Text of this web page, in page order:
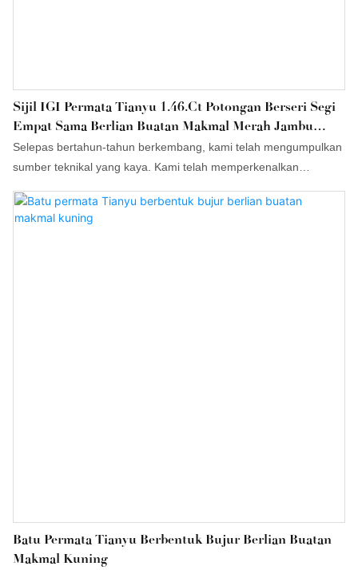
Sijil IGI Permata Tianyu 1.46.ct Potongan Berseri Segi
Empat Sama Berlian Buatan Makmal Merah Jambu
Pekat Yang Mewah Untuk Warna-Warna Mewah Tersuai
Selepas bertahun-tahun berkembang, kami telah mengumpulkan
sumber teknikal yang kaya. Kami telah memperkenalkan
teknologi kami. Dalam bidang Batu Permata Loose, sijil IGI
Tianyu Lab Grown Diamond 1.46.ct Potongan berseri segi empat
Batu Permata Tianyu Berbentuk Bujur Berlian Buatan
Makmal Kuning